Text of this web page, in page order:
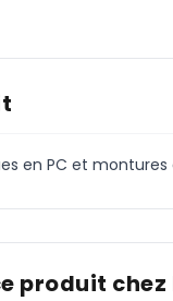
en PC et
produit